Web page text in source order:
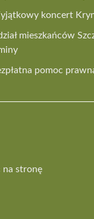
koncert
mieszkańców
pomoc
na stronę